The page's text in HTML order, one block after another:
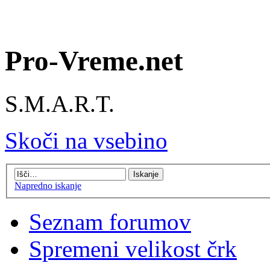
Pro-Vreme.net
S.M.A.R.T.
Skoči na vsebino
Napredno iskanje
Seznam forumov
Spremeni velikost črk